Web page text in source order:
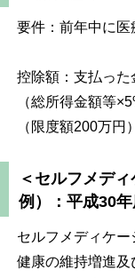
要件：前年中に
控除額：支払った
（総所得金額等
（限度額200万円）
＜セルフメデ
例）：平成30
セルフメディケー
健康の維持増進